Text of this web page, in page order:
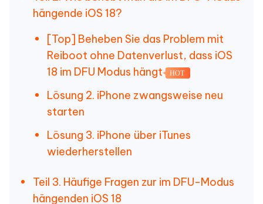
hängende iOS 18?
[Top] Beheben Sie das Problem mit
Reiboot ohne Datenverlust, dass iOS
18 im DFU Modus hängt
HOT
Lösung 2. iPhone zwangsweise neu
starten
Lösung 3. iPhone über iTunes
wiederherstellen
Teil 3. Häufige Fragen zur im DFU-Modus
hängenden iOS 18